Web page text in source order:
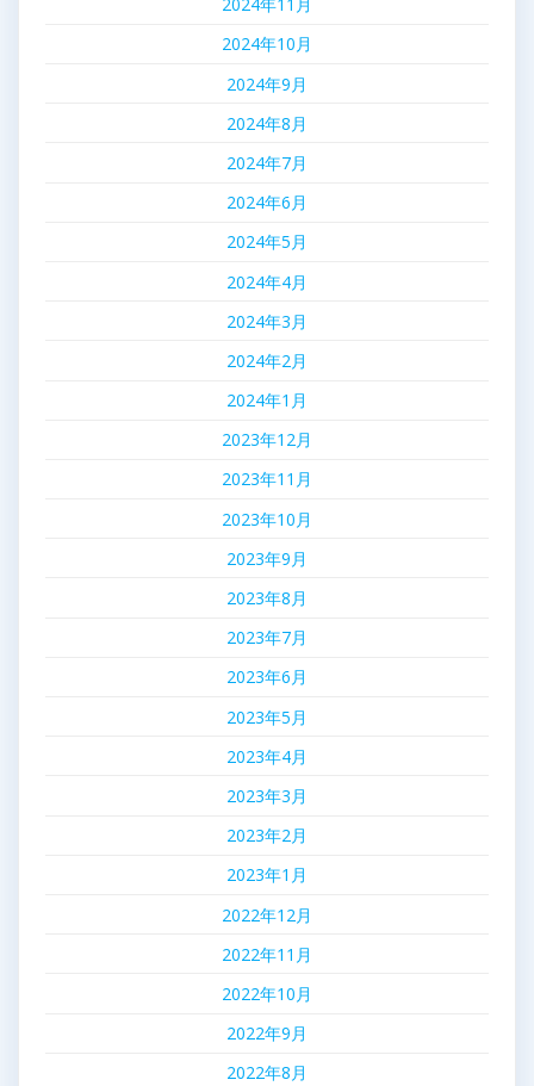
2024年10月
2024年9月
2024年8月
2024年7月
2024年6月
2024年5月
2024年4月
2024年3月
2024年2月
2024年1月
2023年12月
2023年11月
2023年10月
2023年9月
2023年8月
2023年7月
2023年6月
2023年5月
2023年4月
2023年3月
2023年2月
2023年1月
2022年12月
2022年11月
2022年10月
2022年9月
2022年8月